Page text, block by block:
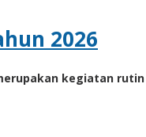
2026
kegiatan